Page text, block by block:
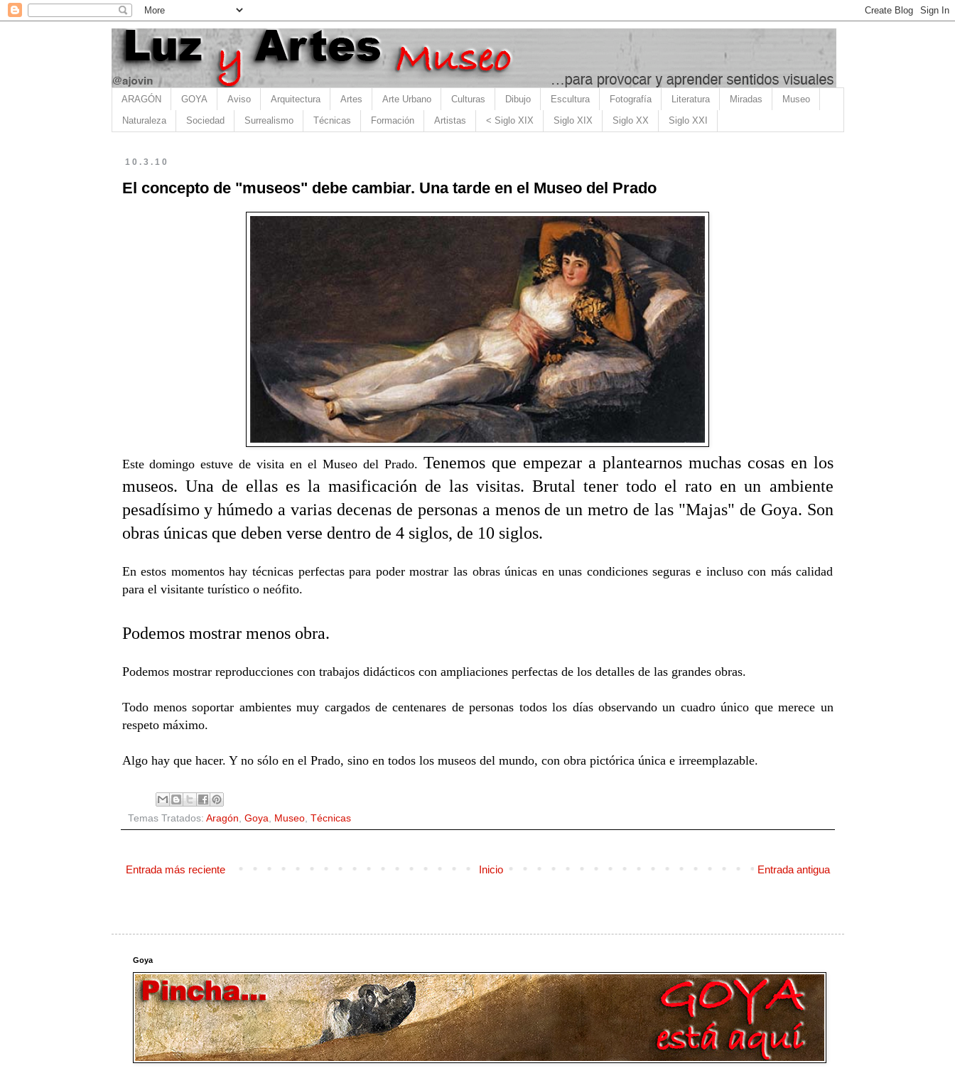
ARAGÓN GOYA Aviso Arquitectura Artes Arte Urbano Culturas Dibujo Escultura Fotografía Literatura Miradas Museo
Naturaleza Sociedad Surrealismo Técnicas Formación Artistas < Siglo XIX Siglo XIX Siglo XX Siglo XXI
10.3.10
El concepto de "museos" debe cambiar. Una tarde en el Museo del Prado
Este domingo estuve de visita en el Museo del Prado. Tenemos que empezar a plantearnos muchas cosas en los
museos. Una de ellas es la masificación de las visitas. Brutal tener todo el rato en un ambiente
pesadísimo y húmedo a varias decenas de personas a menos de un metro de las "Majas" de Goya. Son
obras únicas que deben verse dentro de 4 siglos, de 10 siglos.
En estos momentos hay técnicas perfectas para poder mostrar las obras únicas en unas condiciones seguras e incluso con más calidad
para el visitante turístico o neófito.
Podemos mostrar menos obra.
Podemos mostrar reproducciones con trabajos didácticos con ampliaciones perfectas de los detalles de las grandes obras.
Todo menos soportar ambientes muy cargados de centenares de personas todos los días observando un cuadro único que merece un
respeto máximo.
Algo hay que hacer. Y no sólo en el Prado, sino en todos los museos del mundo, con obra pictórica única e irreemplazable.
Temas Tratados: Aragón Goya Museo, Técnicas
Entrada más reciente Entrada antigua
Inicio
Goya